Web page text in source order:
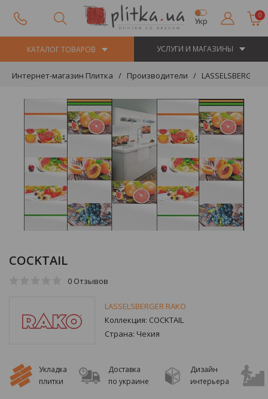
Укр
0
КАТАЛОГ ТОВАРОВ УСЛУГИ И МАГАЗИНЫ
Интернет-магазин Плитка Производители LASSELSBERGER
COCKTAIL
0 Отзывов
LASSELSBERGER RAKO
Коллекция: COCKTAIL
Страна: Чехия
Укладка
плитки
Доставка
по украине
Дизайн
интерьера